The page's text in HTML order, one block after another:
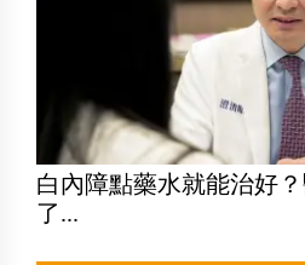
白內障點藥水就能治好
了...